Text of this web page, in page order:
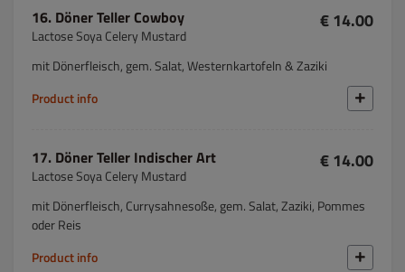
16. Döner Teller Cowboy
Lactose Soya Celery Mustard
€ 14.00
mit Dönerfleisch, gem. Salat, Westernkartofeln & Zaziki
Product info
17. Döner Teller Indischer Art
Lactose Soya Celery Mustard
€ 14.00
mit Dönerfleisch, Currysahnesoße, gem. Salat, Zaziki, Pommes
oder Reis
Product info